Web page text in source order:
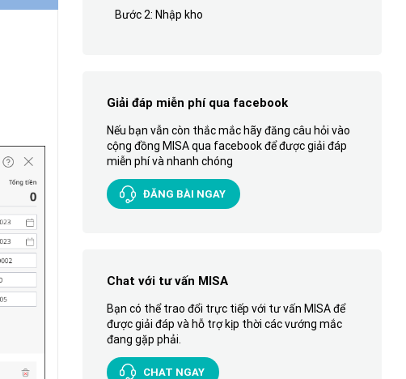
Bước 2: Nhập kho
Giải đáp miễn phí qua facebook
Nếu bạn vẫn còn thắc mắc hãy đăng câu hỏi vào
cộng đồng MISA qua facebook để được giải đáp
miễn phí và nhanh chóng
ĐĂNG BÀI NGAY
Chat với tư vấn MISA
Bạn có thể trao đổi trực tiếp với tư vấn MISA để
được giải đáp và hỗ trợ kịp thời các vướng mắc
đang gặp phải.
CHAT NGAY